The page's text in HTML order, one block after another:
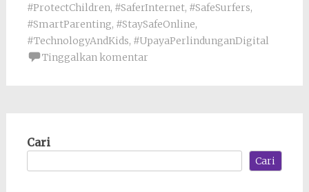
#ProtectChildren, #SaferInternet, #SafeSurfers,
#SmartParenting, #StaySafeOnline,
#TechnologyAndKids, #UpayaPerlindunganDigital
Tinggalkan komentar
Cari
Cari